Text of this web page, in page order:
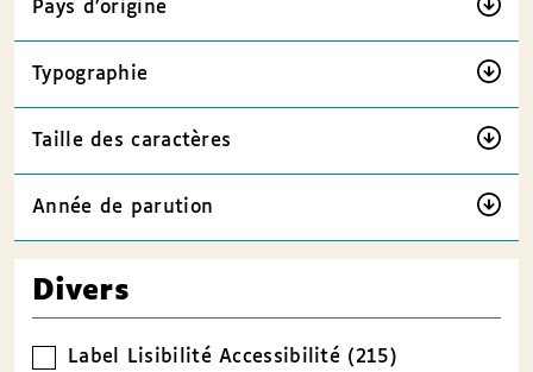
Pays d’origine
Typographie
Taille des caractères
Année de parution
Divers
Label Lisibilité Accessibilité (215)